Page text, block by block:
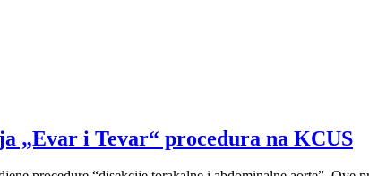
„Evar i Tevar“ procedura na KCUS